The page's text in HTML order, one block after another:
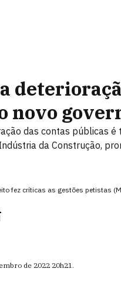
novo
das contas públicas
da Construção,
fez críticas as gestões petistas
de 2022 20h21.